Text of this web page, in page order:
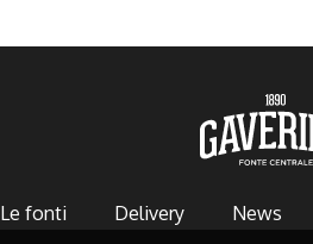
Le fonti Delivery News